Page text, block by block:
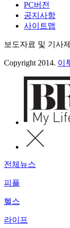
PC버전
공지사항
사이트맵
보도자료 및 기사
Copyright 2014. 이
전체뉴스
피플
헬스
라이프